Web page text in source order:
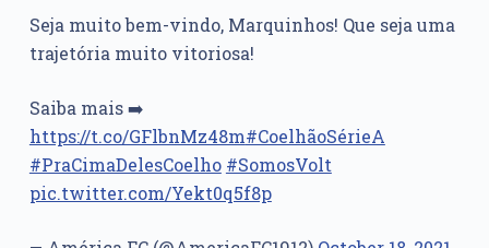
Seja muito bem-vindo, Marquinhos! Que seja uma
trajetória muito vitoriosa!
Saiba mais ➡️
https://t.co/GFlbnMz48m#CoelhãoSérieA
#PraCimaDelesCoelho #SomosVolt
pic.twitter.com/Yekt0q5f8p